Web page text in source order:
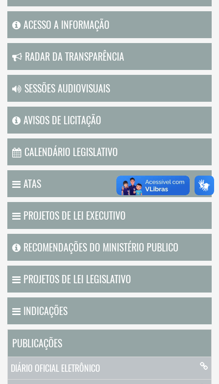
ACESSO A INFORMAÇÃO
RADAR DA TRANSPARÊNCIA
SESSÕES AUDIOVISUAIS
AVISOS DE LICITAÇÃO
CALENDÁRIO LEGISLATIVO
ATAS
PROJETOS DE LEI EXECUTIVO
RECOMENDAÇÕES DO MINISTÉRIO PUBLICO
PROJETOS DE LEI LEGISLATIVO
INDICAÇÕES
PUBLICAÇÕES
DIÁRIO OFICIAL ELETRÔNICO